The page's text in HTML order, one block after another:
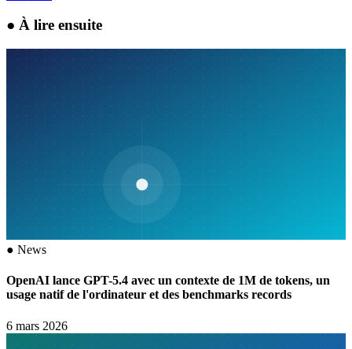
● À lire ensuite
● News
OpenAI lance GPT-5.4 avec un contexte de 1M de tokens, un
usage natif de l'ordinateur et des benchmarks records
6 mars 2026